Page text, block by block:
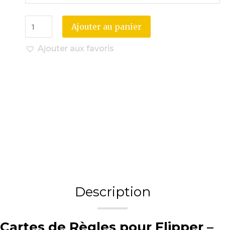
Ajouter au panier
Ajouter aux favoris
Description